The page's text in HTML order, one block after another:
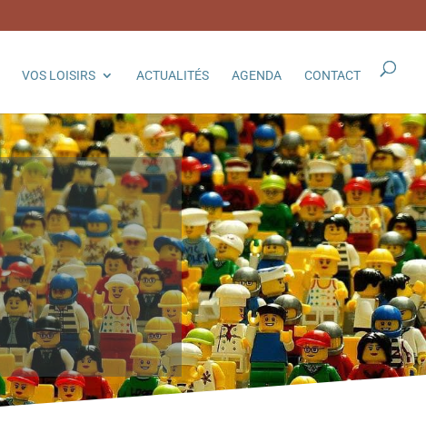
VOS LOISIRS ACTUALITÉS AGENDA CONTACT